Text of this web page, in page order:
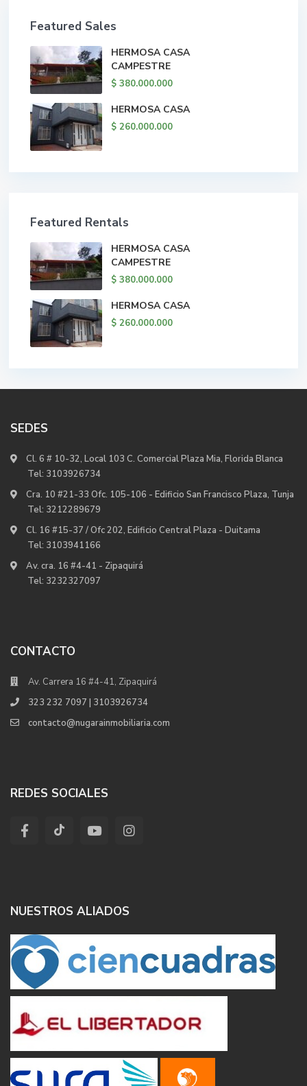
Featured Sales
HERMOSA CASA
CAMPESTRE
$ 380.000.000
HERMOSA CASA
$ 260.000.000
Featured Rentals
HERMOSA CASA
CAMPESTRE
$ 380.000.000
HERMOSA CASA
$ 260.000.000
SEDES
Cl. 6 # 10-32, Local 103 C. Comercial Plaza Mia, Florida Blanca
Tel: 3103926734
Cra. 10 #21-33 Ofc. 105-106 - Edificio San Francisco Plaza, Tunja
Tel: 3212289679
Cl. 16 #15-37 / Ofc 202, Edificio Central Plaza - Duitama
Tel: 3103941166
Av. cra. 16 #4-41 - Zipaquirá
Tel: 3232327097
CONTACTO
Av. Carrera 16 #4-41, Zipaquirá
323 232 7097 | 3103926734
contacto@nugarainmobiliaria.com
REDES SOCIALES
NUESTROS ALIADOS